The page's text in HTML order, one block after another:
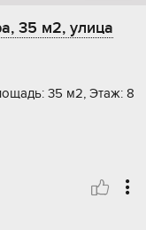
35 м2, улица
35 м2, Этаж: 8